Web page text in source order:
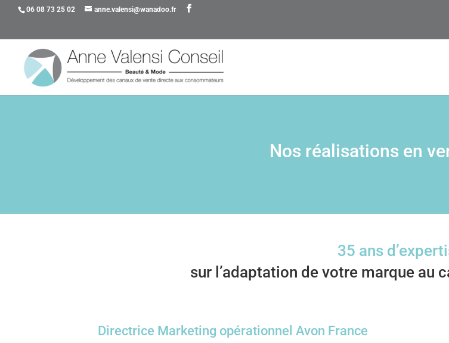
06 08 73 25 02
anne.valensi@wanadoo.fr
Nos réalisations en
35 ans
sur l’adaptation de votre marque au
Directrice Marketing opérationnel Avon France